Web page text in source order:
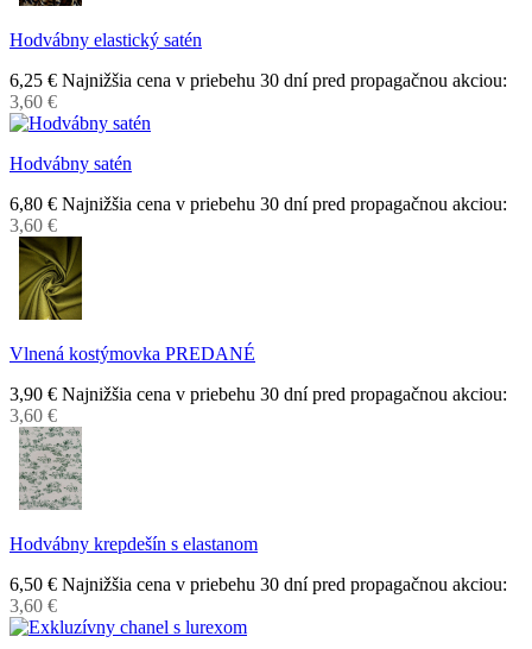
Hodvábny elastický satén
6,25 € Najnižšia cena v priebehu 30 dní pred propagačnou akciou:
3,60 €
Hodvábny satén
6,80 € Najnižšia cena v priebehu 30 dní pred propagačnou akciou:
3,60 €
Vlnená kostýmovka PREDANÉ
3,90 € Najnižšia cena v priebehu 30 dní pred propagačnou akciou:
3,60 €
Hodvábny krepdešín s elastanom
6,50 € Najnižšia cena v priebehu 30 dní pred propagačnou akciou:
3,60 €